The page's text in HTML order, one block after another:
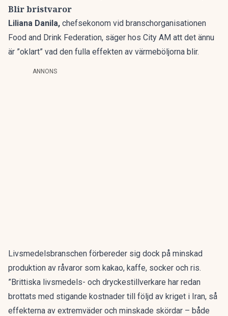
Blir bristvaror
Liliana Danila, chefsekonom vid branschorganisationen
Food and Drink Federation, säger hos City AM att det ännu
är ”oklart” vad den fulla effekten av värmeböljorna blir.
ANNONS
Livsmedelsbranschen förbereder sig dock på minskad
produktion av råvaror som kakao, kaffe, socker och ris.
”Brittiska livsmedels- och dryckestillverkare har redan
brottats med stigande kostnader till följd av kriget i Iran, så
effekterna av extremväder och minskade skördar – både